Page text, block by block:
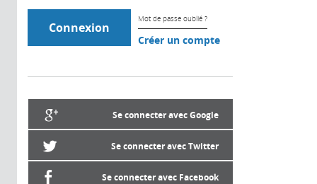
Mot de passe oublié ?
Créer un compte
Se connecter avec Google
Se connecter avec Twitter
Se connecter avec Facebook